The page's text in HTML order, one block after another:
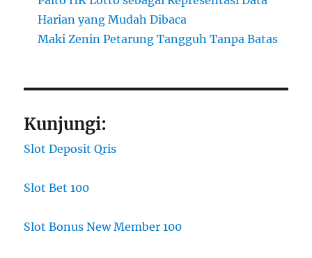
Harian yang Mudah Dibaca
Maki Zenin Petarung Tangguh Tanpa Batas
Kunjungi:
Slot Deposit Qris
Slot Bet 100
Slot Bonus New Member 100